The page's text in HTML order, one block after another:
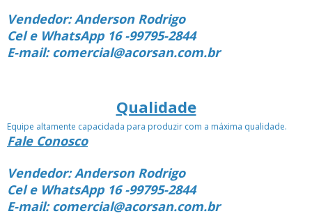
Vendedor: Anderson Rodrigo
Cel e WhatsApp 16 -99795-2844
E-mail: comercial@acorsan.com.br
Qualidade
Equipe altamente capacidada para produzir com a máxima qualidade.
Fale Conosco
Vendedor: Anderson Rodrigo
Cel e WhatsApp 16 -99795-2844
E-mail: comercial@acorsan.com.br